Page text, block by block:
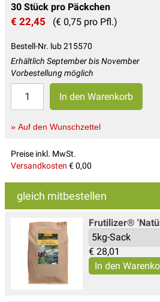
30 Stück pro Päckchen
€ 22,45 (€ 0,75 pro Pfl.)
Bestell-Nr. lub 215570
Erhältlich September bis November
Vorbestellung möglich
» Auf den Wunschzettel
Preise inkl. MwSt.
Versandkosten € 0,00
gleich mitbestellen
Frutilizer®
€ 28,01